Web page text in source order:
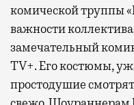
комической труппы
важности
замечательный
TV+. Его костюмы,
простодушие